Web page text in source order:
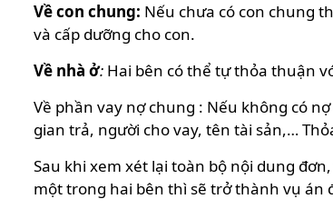
Về con chung: Nếu chưa có con chung
và cấp dưỡng cho con.
Về nhà ở: Hai bên có thể tự thỏa thuận
Về phần vay nợ chung : Nếu không có
gian trả, người cho vay, tên tài sản,…
Sau khi xem xét lại toàn bộ nội dung
một trong hai bên thì sẽ trở thành vụ án